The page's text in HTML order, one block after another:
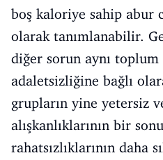
boş kaloriye sahip abur
olarak tanımlanabilir.
diğer sorun aynı toplum
adaletsizliğine bağlı
grupların yine yetersiz
alışkanlıklarının bir
rahatsızlıklarının daha